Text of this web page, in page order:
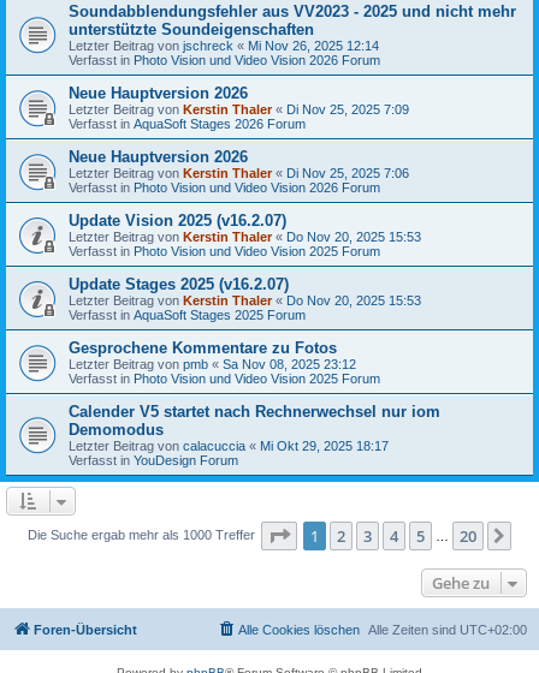
Soundabblendungsfehler aus VV2023 - 2025 und nicht mehr
unterstützte Soundeigenschaften
Letzter Beitrag von jschreck « Mi Nov 26, 2025 12:14
Verfasst in Photo Vision und Video Vision 2026 Forum
Neue Hauptversion 2026
Letzter Beitrag von Kerstin Thaler« Di Nov 25, 2025 7:09
Verfasst in AquaSoft Stages 2026 Forum
Neue Hauptversion 2026
Letzter Beitrag von Kerstin Thaler« Di Nov 25, 2025 7:06
Verfasst in Photo Vision und Video Vision 2026 Forum
Update Vision 2025 (v16.2.07)
Letzter Beitrag von Kerstin Thaler« Do Nov 20, 2025 15:53
Verfasst in Photo Vision und Video Vision 2025 Forum
Update Stages 2025 (v16.2.07)
Letzter Beitrag von Kerstin Thaler« Do Nov 20, 2025 15:53
Verfasst in AquaSoft Stages 2025 Forum
Gesprochene Kommentare zu Fotos
Letzter Beitrag von pmb « Sa Nov 08, 2025 23:12
Verfasst in Photo Vision und Video Vision 2025 Forum
Calender V5 startet nach Rechnerwechsel nur iom
Demomodus
Letzter Beitrag von calacuccia « Mi Okt 29, 2025 18:17
Verfasst in YouDesign Forum
Die Suche ergab mehr als 1000 Treffer Seite 1von 20
1 2 3 4 5 20
Gehe zu
Foren-Übersicht Alle Zeiten sind UTC+02:00
Alle Cookies löschen